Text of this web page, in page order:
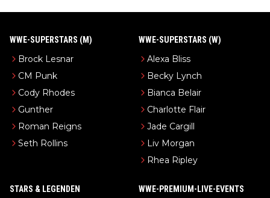
WWE-SUPERSTARS (M)
Brock Lesnar
CM Punk
Cody Rhodes
Gunther
Roman Reigns
Seth Rollins
WWE-SUPERSTARS (W)
Alexa Bliss
Becky Lynch
Bianca Belair
Charlotte Flair
Jade Cargill
Liv Morgan
Rhea Ripley
STARS & LEGENDEN WWE-PREMIUM-LIVE-EVENTS